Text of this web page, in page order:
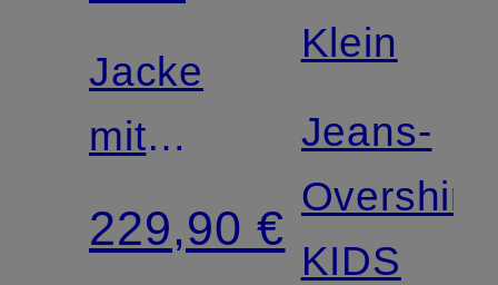
Jacke
mit
Leinen
229,90 €
Klein
Jeans-
Overshirt
KIDS